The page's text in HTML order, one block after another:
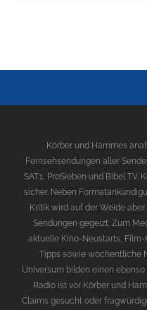
Körber und Hammes
Fernsehsendungen aller
SAT.1, ProSieben und Bibel
sicher. Neben
Kritik wird auf der Weide
Sendungen gegeizt. Zum
aktuelle Kino-Neustarts,
Tipps sowie wöchentliche
Universum bilden einen
Radio ist vor Körber und
Claims gesucht oder